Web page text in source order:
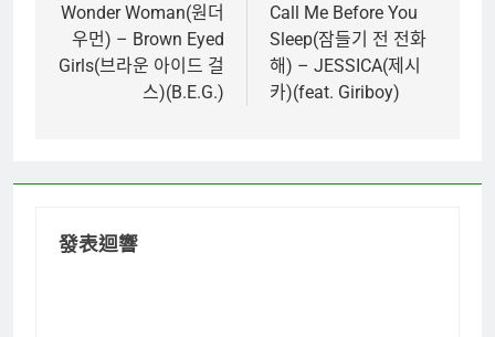
章
導
Wonder Woman(원더
우먼) – Brown Eyed
Girls(브라운 아이드 걸
스)(B.E.G.)
Call Me Before You
Sleep(잠들기 전 전화
해) – JESSICA(제시
카)(feat. Giriboy)
發表迴響